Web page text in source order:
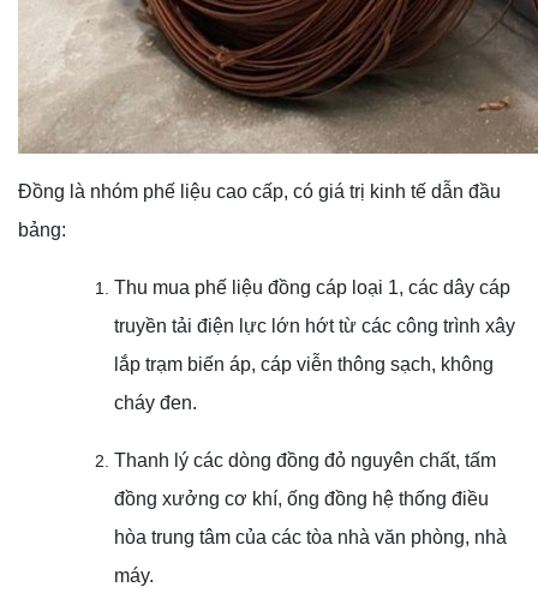
Đồng là nhóm phế liệu cao cấp, có giá trị kinh tế dẫn đầu
bảng:
Thu mua phế liệu đồng cáp loại 1, các dây cáp
truyền tải điện lực lớn hớt từ các công trình xây
lắp trạm biến áp, cáp viễn thông sạch, không
cháy đen.
Thanh lý các dòng đồng đỏ nguyên chất, tấm
đồng xưởng cơ khí, ống đồng hệ thống điều
hòa trung tâm của các tòa nhà văn phòng, nhà
máy.